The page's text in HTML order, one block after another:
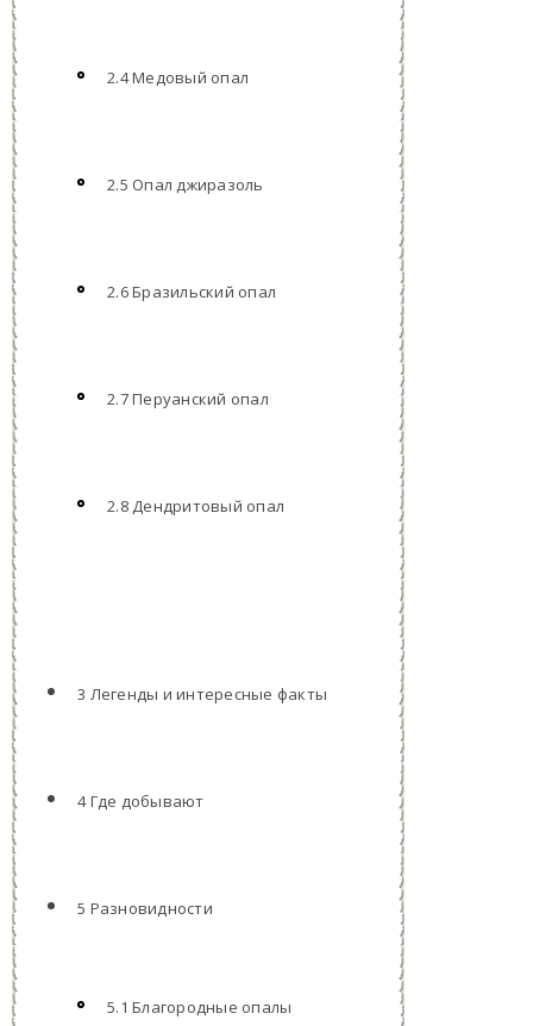
2.4 Медовый опал
2.5 Опал джиразоль
2.6 Бразильский опал
2.7 Перуанский опал
2.8 Дендритовый опал
3 Легенды и интересные факты
4 Где добывают
5 Разновидности
5.1 Благородные опалы